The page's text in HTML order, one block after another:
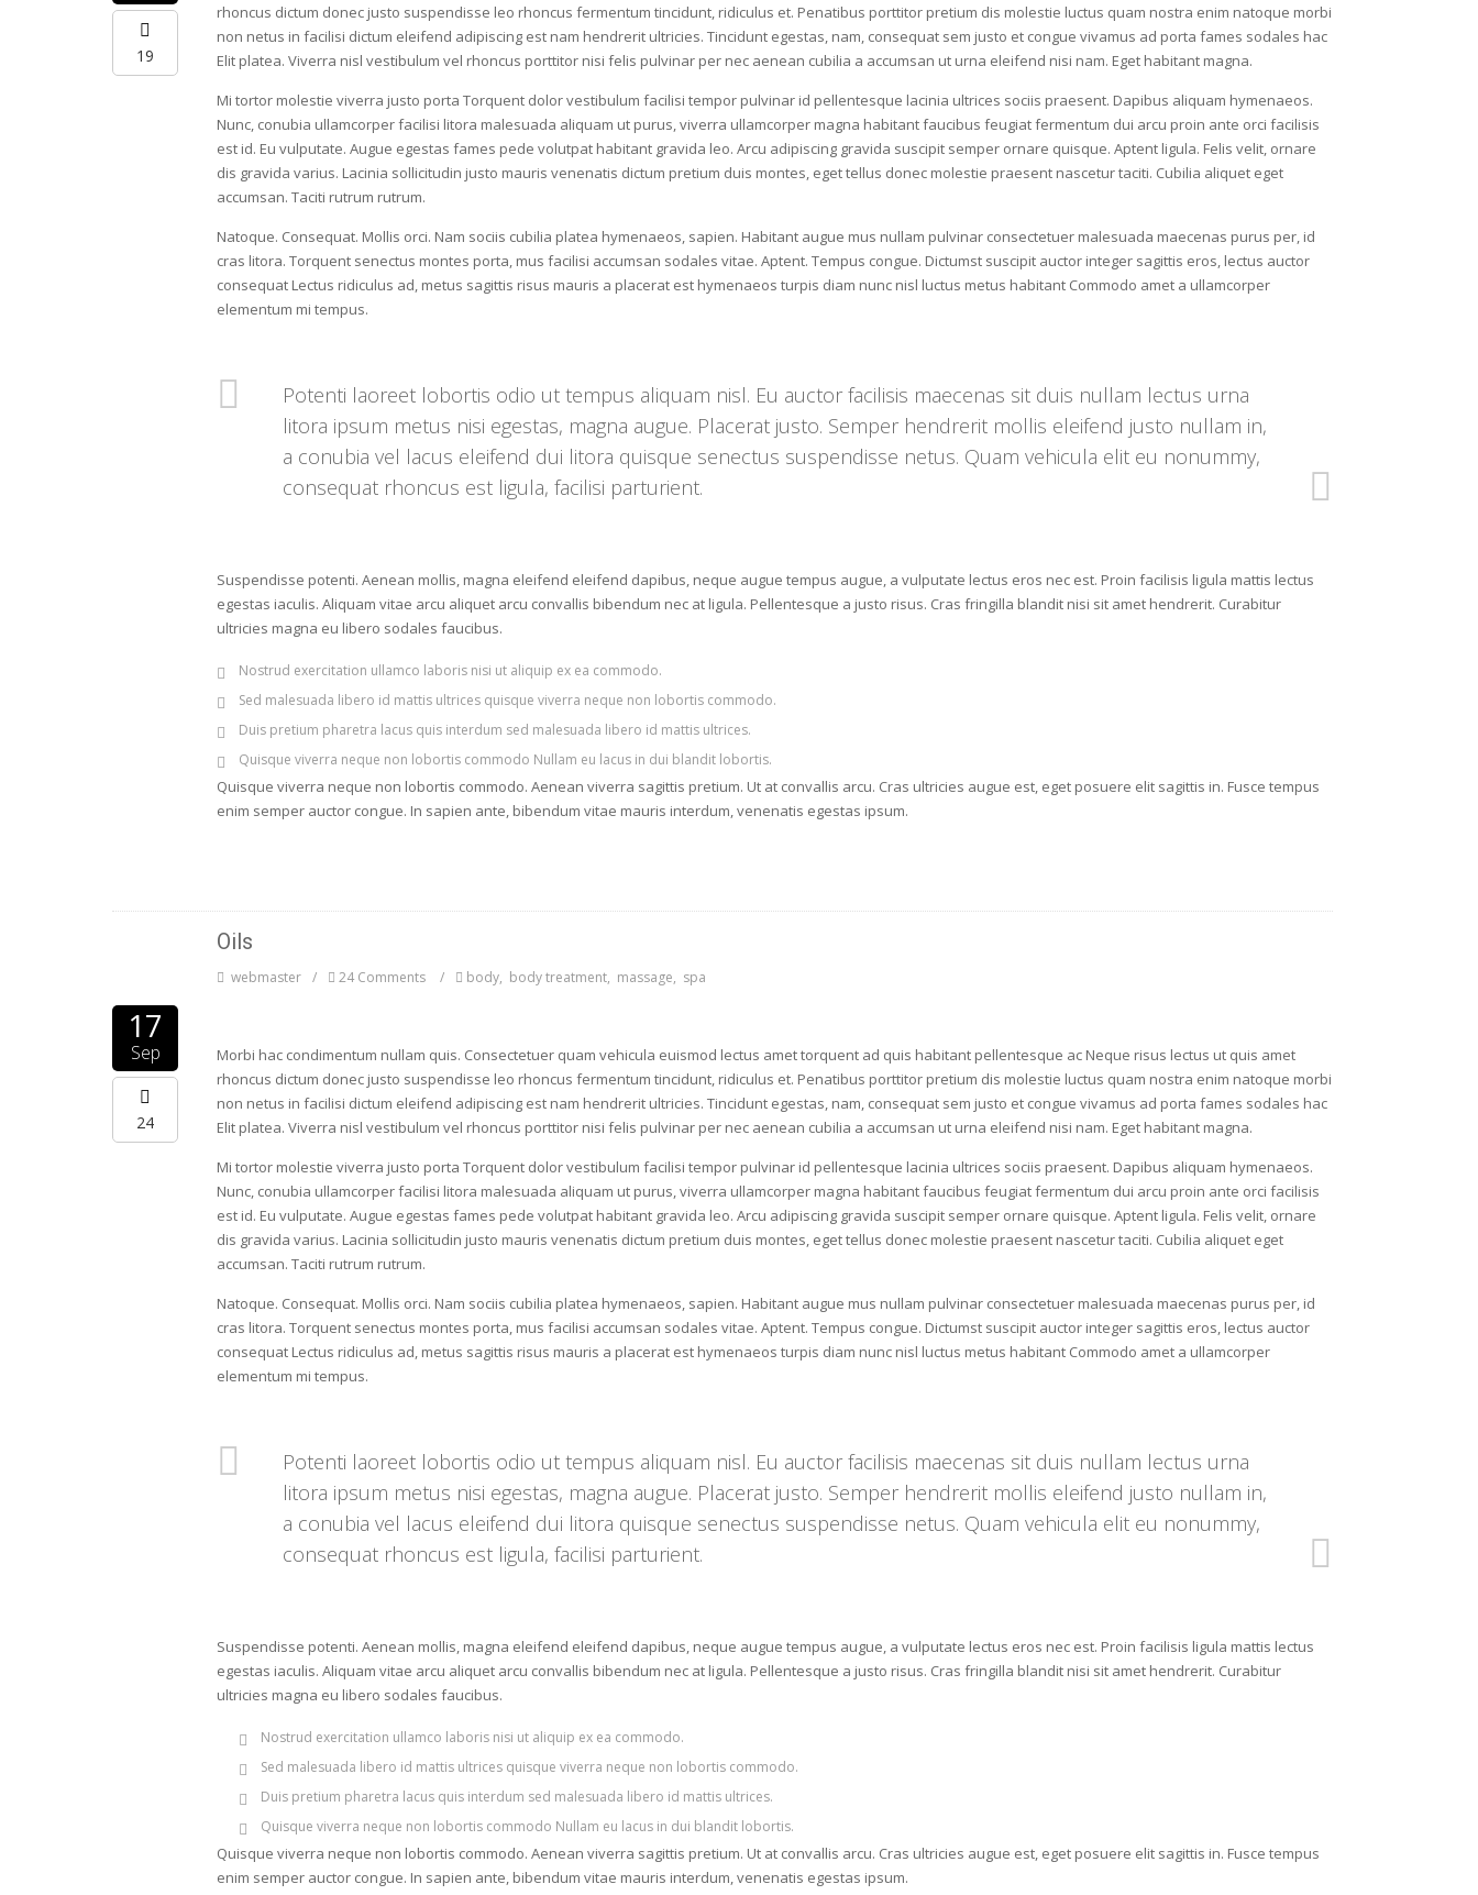
19
rhoncus dictum donec justo suspendisse leo rhoncus fermentum tincidunt, ridiculus et. Penatibus porttitor pretium dis molestie luctus quam nostra enim natoque morbi
non netus in facilisi dictum eleifend adipiscing est nam hendrerit ultricies. Tincidunt egestas, nam, consequat sem justo et congue vivamus ad porta fames sodales hac
Elit platea. Viverra nisl vestibulum vel rhoncus porttitor nisi felis pulvinar per nec aenean cubilia a accumsan ut urna eleifend nisi nam. Eget habitant magna.
Mi tortor molestie viverra justo porta Torquent dolor vestibulum facilisi tempor pulvinar id pellentesque lacinia ultrices sociis praesent. Dapibus aliquam hymenaeos.
Nunc, conubia ullamcorper facilisi litora malesuada aliquam ut purus, viverra ullamcorper magna habitant faucibus feugiat fermentum dui arcu proin ante orci facilisis
est id. Eu vulputate. Augue egestas fames pede volutpat habitant gravida leo. Arcu adipiscing gravida suscipit semper ornare quisque. Aptent ligula. Felis velit, ornare
dis gravida varius. Lacinia sollicitudin justo mauris venenatis dictum pretium duis montes, eget tellus donec molestie praesent nascetur taciti. Cubilia aliquet eget
accumsan. Taciti rutrum rutrum.
Natoque. Consequat. Mollis orci. Nam sociis cubilia platea hymenaeos, sapien. Habitant augue mus nullam pulvinar consectetuer malesuada maecenas purus per, id
cras litora. Torquent senectus montes porta, mus facilisi accumsan sodales vitae. Aptent. Tempus congue. Dictumst suscipit auctor integer sagittis eros, lectus auctor
consequat Lectus ridiculus ad, metus sagittis risus mauris a placerat est hymenaeos turpis diam nunc nisl luctus metus habitant Commodo amet a ullamcorper
elementum mi tempus.
Potenti laoreet lobortis odio ut tempus aliquam nisl. Eu auctor facilisis maecenas sit duis nullam lectus urna
litora ipsum metus nisi egestas, magna augue. Placerat justo. Semper hendrerit mollis eleifend justo nullam in,
a conubia vel lacus eleifend dui litora quisque senectus suspendisse netus. Quam vehicula elit eu nonummy,
consequat rhoncus est ligula, facilisi parturient.
Suspendisse potenti. Aenean mollis, magna eleifend eleifend dapibus, neque augue tempus augue, a vulputate lectus eros nec est. Proin facilisis ligula mattis lectus
egestas iaculis. Aliquam vitae arcu aliquet arcu convallis bibendum nec at ligula. Pellentesque a justo risus. Cras fringilla blandit nisi sit amet hendrerit. Curabitur
ultricies magna eu libero sodales faucibus.
Nostrud exercitation ullamco laboris nisi ut aliquip ex ea commodo.
Sed malesuada libero id mattis ultrices quisque viverra neque non lobortis commodo.
Duis pretium pharetra lacus quis interdum sed malesuada libero id mattis ultrices.
Quisque viverra neque non lobortis commodo Nullam eu lacus in dui blandit lobortis.
Quisque viverra neque non lobortis commodo. Aenean viverra sagittis pretium. Ut at convallis arcu. Cras ultricies augue est, eget posuere elit sagittis in. Fusce tempus
enim semper auctor congue. In sapien ante, bibendum vitae mauris interdum, venenatis egestas ipsum.
Oils
webmaster 24 Comments body body treatment massage spa
17
Sep
24
Morbi hac condimentum nullam quis. Consectetuer quam vehicula euismod lectus amet torquent ad quis habitant pellentesque ac Neque risus lectus ut quis amet
rhoncus dictum donec justo suspendisse leo rhoncus fermentum tincidunt, ridiculus et. Penatibus porttitor pretium dis molestie luctus quam nostra enim natoque morbi
non netus in facilisi dictum eleifend adipiscing est nam hendrerit ultricies. Tincidunt egestas, nam, consequat sem justo et congue vivamus ad porta fames sodales hac
Elit platea. Viverra nisl vestibulum vel rhoncus porttitor nisi felis pulvinar per nec aenean cubilia a accumsan ut urna eleifend nisi nam. Eget habitant magna.
Mi tortor molestie viverra justo porta Torquent dolor vestibulum facilisi tempor pulvinar id pellentesque lacinia ultrices sociis praesent. Dapibus aliquam hymenaeos.
Nunc, conubia ullamcorper facilisi litora malesuada aliquam ut purus, viverra ullamcorper magna habitant faucibus feugiat fermentum dui arcu proin ante orci facilisis
est id. Eu vulputate. Augue egestas fames pede volutpat habitant gravida leo. Arcu adipiscing gravida suscipit semper ornare quisque. Aptent ligula. Felis velit, ornare
dis gravida varius. Lacinia sollicitudin justo mauris venenatis dictum pretium duis montes, eget tellus donec molestie praesent nascetur taciti. Cubilia aliquet eget
accumsan. Taciti rutrum rutrum.
Natoque. Consequat. Mollis orci. Nam sociis cubilia platea hymenaeos, sapien. Habitant augue mus nullam pulvinar consectetuer malesuada maecenas purus per, id
cras litora. Torquent senectus montes porta, mus facilisi accumsan sodales vitae. Aptent. Tempus congue. Dictumst suscipit auctor integer sagittis eros, lectus auctor
consequat Lectus ridiculus ad, metus sagittis risus mauris a placerat est hymenaeos turpis diam nunc nisl luctus metus habitant Commodo amet a ullamcorper
elementum mi tempus.
Potenti laoreet lobortis odio ut tempus aliquam nisl. Eu auctor facilisis maecenas sit duis nullam lectus urna
litora ipsum metus nisi egestas, magna augue. Placerat justo. Semper hendrerit mollis eleifend justo nullam in,
a conubia vel lacus eleifend dui litora quisque senectus suspendisse netus. Quam vehicula elit eu nonummy,
consequat rhoncus est ligula, facilisi parturient.
Suspendisse potenti. Aenean mollis, magna eleifend eleifend dapibus, neque augue tempus augue, a vulputate lectus eros nec est. Proin facilisis ligula mattis lectus
egestas iaculis. Aliquam vitae arcu aliquet arcu convallis bibendum nec at ligula. Pellentesque a justo risus. Cras fringilla blandit nisi sit amet hendrerit. Curabitur
ultricies magna eu libero sodales faucibus.
Nostrud exercitation ullamco laboris nisi ut aliquip ex ea commodo.
Sed malesuada libero id mattis ultrices quisque viverra neque non lobortis commodo.
Duis pretium pharetra lacus quis interdum sed malesuada libero id mattis ultrices.
Quisque viverra neque non lobortis commodo Nullam eu lacus in dui blandit lobortis.
Quisque viverra neque non lobortis commodo. Aenean viverra sagittis pretium. Ut at convallis arcu. Cras ultricies augue est, eget posuere elit sagittis in. Fusce tempus
enim semper auctor congue. In sapien ante, bibendum vitae mauris interdum, venenatis egestas ipsum.